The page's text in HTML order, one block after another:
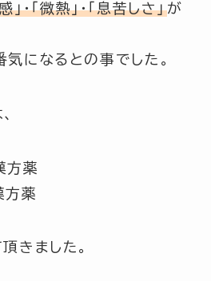
」・「微熱」・「息苦しさ」が
気になるとの事でした。
方薬
方薬
きました。